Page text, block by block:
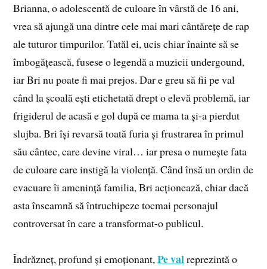
Brianna, o adolescentă de culoare în vârstă de 16 ani,
vrea să ajungă una dintre cele mai mari cântărețe de rap
ale tuturor timpurilor. Tatăl ei, ucis chiar înainte să se
îmbogățească, fusese o legendă a muzicii undergound,
iar Bri nu poate fi mai prejos. Dar e greu să fii pe val
când la școală ești etichetată drept o elevă problemă, iar
frigiderul de acasă e gol după ce mama ta și-a pierdut
slujba. Bri își revarsă toată furia și frustrarea în primul
său cântec, care devine viral… iar presa o numește fata
de culoare care instigă la violență. Când însă un ordin de
evacuare îi amenință familia, Bri acționează, chiar dacă
asta înseamnă să întruchipeze tocmai personajul
controversat în care a transformat-o publicul.
Îndrăzneț, profund și emoționant,Pe valreprezintă o